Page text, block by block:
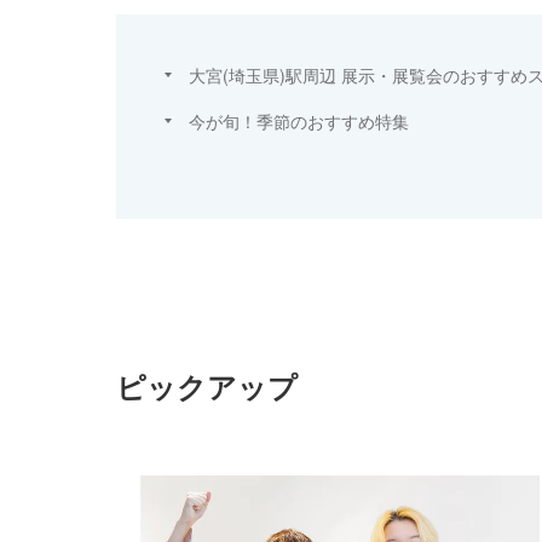
大宮(埼玉県)駅周辺 展示・展覧会のおすすめ
今が旬！季節のおすすめ特集
ピックアップ